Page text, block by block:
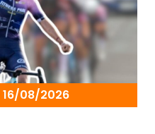
08/2026